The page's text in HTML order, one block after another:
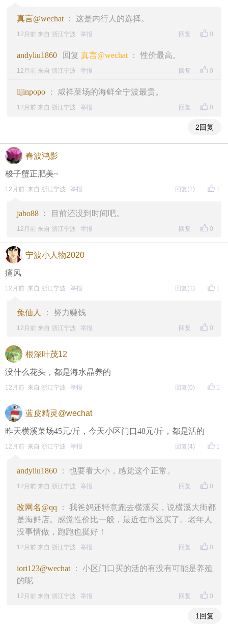
真言@wechat ： 这是内行人的选择。
0
12月前 来自 浙江宁波 举报 回复
andyliu1860 回复 真言@wechat ： 性价最高。
0
12月前 来自 浙江宁波 举报 回复
lijinpopo ： 咸祥菜场的海鲜全宁波最贵。
0
12月前 来自 浙江宁波 举报 回复
2回复
春波鸿影
梭子蟹正肥美~
1
12月前 来自 浙江宁波 举报 回复 (1)
jabo88 ： 目前还没到时间吧。
0
12月前 来自 浙江宁波 举报 回复
宁波小人物2020
痛风
1
12月前 来自 浙江宁波 举报 回复 (1)
兔仙人 ： 努力赚钱
0
12月前 来自 浙江宁波 举报 回复
根深叶茂12
没什么花头，都是海水晶养的
1
12月前 来自 浙江宁波 举报 回复 (0)
蓝皮精灵@wechat
昨天横溪菜场45元/斤，今天小区门口48元/斤，都是活的
1
12月前 来自 浙江宁波 举报 回复 (4)
andyliu1860 ： 也要看大小，感觉这个正常。
0
12月前 来自 浙江宁波 举报 回复
改网名@qq ： 我爸妈还特意跑去横溪买，说横溪大街都
是海鲜店。感觉性价比一般，最近在市区买了。老年人
没事情做，跑跑也挺好！
0
12月前 来自 浙江宁波 举报 回复
iori123@wechat ： 小区门口买的活的有没有可能是养殖
的呢
0
12月前 来自 浙江宁波 举报 回复
1回复